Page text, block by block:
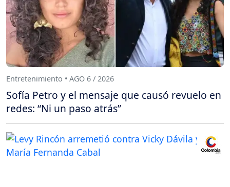
Entretenimiento • AGO 6 / 2026
Sofía Petro y el mensaje que causó revuelo en
redes: “Ni un paso atrás”